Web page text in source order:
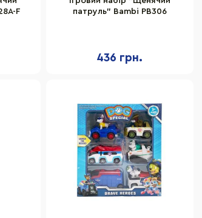
F
патруль" Bambi PB306
436 грн.